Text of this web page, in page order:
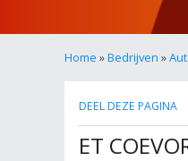
Home »Bedrijven »
DEEL DEZE PAGINA
ET